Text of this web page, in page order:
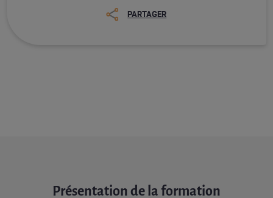
PARTAGER
Présentation de la formation